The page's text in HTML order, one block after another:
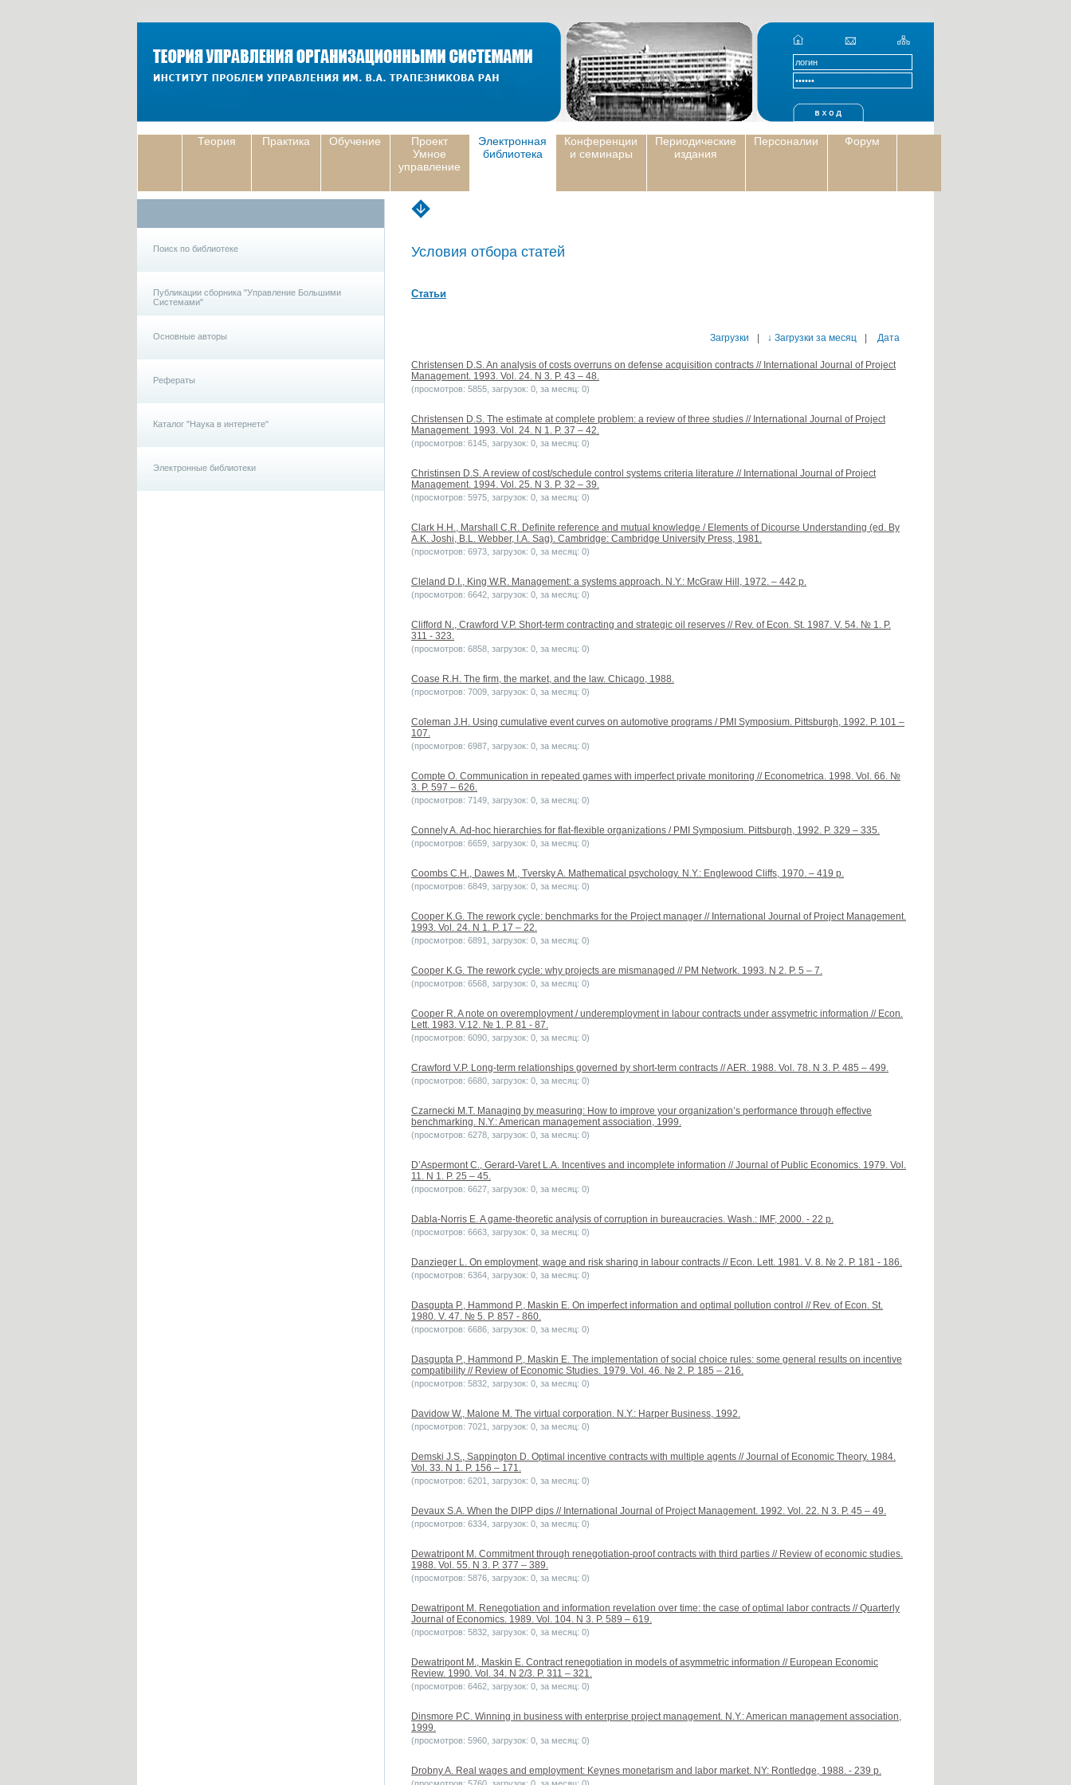
Теория Практика Обучение
Проект
Умное
управление
Электронная
библиотека
Конференции
и семинары
Периодические
издания
Персоналии Форум
Поиск по библиотеке
Публикации сборника "Управление Большими
Системами"
Основные авторы
Рефераты
Каталог "Наука в интернете"
Электронные библиотеки
Условия отбора статей
Статьи
Загрузки ↓ Загрузки за месяц Дата
Christensen D.S. An analysis of costs overruns on defense acquisition contracts // International Journal of Project
Management. 1993. Vol. 24. N 3. P. 43 – 48.
(просмотров: 5855, загрузок: 0, за месяц: 0)
Christensen D.S. The estimate at complete problem: a review of three studies // International Journal of Project
Management. 1993. Vol. 24. N 1. P. 37 – 42.
(просмотров: 6145, загрузок: 0, за месяц: 0)
Christinsen D.S. A review of cost/schedule control systems criteria literature // International Journal of Project
Management. 1994. Vol. 25. N 3. P. 32 – 39.
(просмотров: 5975, загрузок: 0, за месяц: 0)
Clark H.H., Marshall C.R. Definite reference and mutual knowledge / Elements of Dicourse Understanding (ed. By
A.K. Joshi, B.L. Webber, I.A. Sag). Cambridge: Cambridge University Press, 1981.
(просмотров: 6973, загрузок: 0, за месяц: 0)
Cleland D.I., King W.R. Management: a systems approach. N.Y.: McGraw Hill, 1972. – 442 p.
(просмотров: 6642, загрузок: 0, за месяц: 0)
Clifford N., Crawford V.P. Short-term contracting and strategic oil reserves // Rev. of Econ. St. 1987. V. 54. № 1. P.
311 - 323.
(просмотров: 6858, загрузок: 0, за месяц: 0)
Coase R.H. The firm, the market, and the law. Chicago, 1988.
(просмотров: 7009, загрузок: 0, за месяц: 0)
Coleman J.H. Using cumulative event curves on automotive programs / PMI Symposium. Pittsburgh, 1992. P. 101 –
107.
(просмотров: 6987, загрузок: 0, за месяц: 0)
Compte O. Communication in repeated games with imperfect private monitoring // Econometrica. 1998. Vol. 66. №
3. P. 597 – 626.
(просмотров: 7149, загрузок: 0, за месяц: 0)
Connely A. Ad-hoc hierarchies for flat-flexible organizations / PMI Symposium. Pittsburgh, 1992. P. 329 – 335.
(просмотров: 6659, загрузок: 0, за месяц: 0)
Coombs C.H., Dawes M., Tversky A. Mathematical psychology. N.Y.: Englewood Cliffs, 1970. – 419 p.
(просмотров: 6849, загрузок: 0, за месяц: 0)
Cooper K.G. The rework cycle: benchmarks for the Project manager // International Journal of Project Management.
1993. Vol. 24. N 1. P. 17 – 22.
(просмотров: 6891, загрузок: 0, за месяц: 0)
Cooper K.G. The rework cycle: why projects are mismanaged // PM Network. 1993. N 2. P. 5 – 7.
(просмотров: 6568, загрузок: 0, за месяц: 0)
Cooper R. A note on overemployment / underemployment in labour contracts under assymetric information // Econ.
Lett. 1983. V.12. № 1. P. 81 - 87.
(просмотров: 6090, загрузок: 0, за месяц: 0)
Crawford V.P. Long-term relationships governed by short-term contracts // AER. 1988. Vol. 78. N 3. P. 485 – 499.
(просмотров: 6680, загрузок: 0, за месяц: 0)
Czarnecki M.T. Managing by measuring: How to improve your organization’s performance through effective
benchmarking. N.Y.: American management association, 1999.
(просмотров: 6278, загрузок: 0, за месяц: 0)
D’Aspermont C., Gerard-Varet L.A. Incentives and incomplete information // Journal of Public Economics. 1979. Vol.
11. N 1. P. 25 – 45.
(просмотров: 6627, загрузок: 0, за месяц: 0)
Dabla-Norris E. A game-theoretic analysis of corruption in bureaucracies. Wash.: IMF, 2000. - 22 p.
(просмотров: 6663, загрузок: 0, за месяц: 0)
Danzieger L. On employment, wage and risk sharing in labour contracts // Econ. Lett. 1981. V. 8. № 2. P. 181 - 186.
(просмотров: 6364, загрузок: 0, за месяц: 0)
Dasgupta P., Hammond P., Maskin E. On imperfect information and optimal pollution control // Rev. of Econ. St.
1980. V. 47. № 5. P. 857 - 860.
(просмотров: 6686, загрузок: 0, за месяц: 0)
Dasgupta P., Hammond P., Maskin E. The implementation of social choice rules: some general results on incentive
compatibility // Review of Economic Studies. 1979. Vol. 46. № 2. P. 185 – 216.
(просмотров: 5832, загрузок: 0, за месяц: 0)
Davidow W., Malone M. The virtual corporation. N.Y.: Harper Business, 1992.
(просмотров: 7021, загрузок: 0, за месяц: 0)
Demski J.S., Sappington D. Optimal incentive contracts with multiple agents // Journal of Economic Theory. 1984.
Vol. 33. N 1. P. 156 – 171.
(просмотров: 6201, загрузок: 0, за месяц: 0)
Devaux S.A. When the DIPP dips // International Journal of Project Management. 1992. Vol. 22. N 3. P. 45 – 49.
(просмотров: 6334, загрузок: 0, за месяц: 0)
Dewatripont M. Commitment through renegotiation-proof contracts with third parties // Review of economic studies.
1988. Vol. 55. N 3. P. 377 – 389.
(просмотров: 5876, загрузок: 0, за месяц: 0)
Dewatripont M. Renegotiation and information revelation over time: the case of optimal labor contracts // Quarterly
Journal of Economics. 1989. Vol. 104. N 3. P. 589 – 619.
(просмотров: 5832, загрузок: 0, за месяц: 0)
Dewatripont M., Maskin E. Contract renegotiation in models of asymmetric information // European Economic
Review. 1990. Vol. 34. N 2/3. P. 311 – 321.
(просмотров: 6462, загрузок: 0, за месяц: 0)
Dinsmore P.C. Winning in business with enterprise project management. N.Y.: American management association,
1999.
(просмотров: 5960, загрузок: 0, за месяц: 0)
Drobny A. Real wages and employment: Keynes monetarism and labor market. NY: Rontledge, 1988. - 239 p.